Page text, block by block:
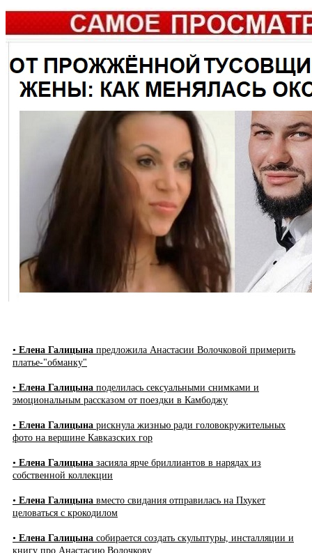
• Елена Галицына предложила Анастасии Волочковой примерить
платье-"обманку"
• Елена Галицына поделилась сексуальными снимками и
эмоциональным рассказом от поездки в Камбоджу
• Елена Галицына рискнула жизнью ради головокружительных
фото на вершине Кавказских гор
• Елена Галицына засияла ярче бриллиантов в нарядах из
собственной коллекции
• Елена Галицына вместо свидания отправилась на Пхукет
целоваться с крокодилом
• Елена Галицына собирается создать скульптуры, инсталляции и
книгу про Анастасию Волочкову